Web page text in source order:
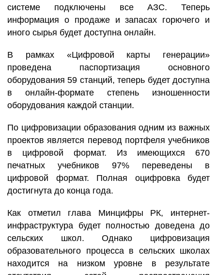
системе подключены все АЗС. Теперь
информация о продаже и запасах горючего и
иного сырья будет доступна онлайн.
В рамках «Цифровой карты генерации»
проведена паспортизация основного
оборудования 59 станций, теперь будет доступна
в онлайн-формате степень изношенности
оборудования каждой станции.
По цифровизации образования одним из важных
проектов является перевод портфеля учебников
в цифровой формат. Из имеющихся 670
печатных учебников 97% переведены в
цифровой формат. Полная оцифровка будет
достигнута до конца года.
Как отметил глава Минцифры РК, интернет-
инфраструктура будет полностью доведена до
сельских школ. Однако цифровизация
образовательного процесса в сельских школах
находится на низком уровне в результате